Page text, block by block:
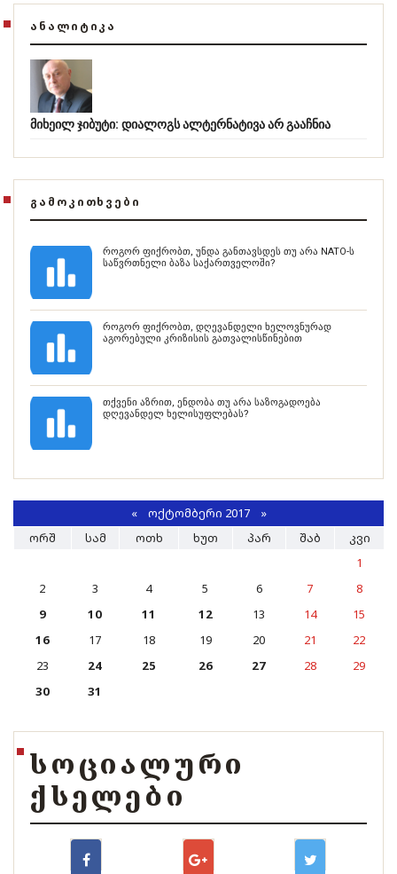
ᲐᲜᲐᲚᲘᲢᲘᲙᲐ
მიხეილ ჯიბუტი: დიალოგს ალტერნატივა არ გააჩნია
ᲒᲐᲛᲝᲙᲘᲗᲮᲕᲔᲑᲘ
როგორ ფიქრობთ, უნდა განთავსდეს თუ არა NATO-ს
საწვრთნელი ბაზა საქართველოში?
როგორ ფიქრობთ, დღევანდელი ხელოვნურად
აგორებული კრიზისის გათვალისწინებით
თქვენი აზრით, ენდობა თუ არა საზოგადოება
დღევანდელ ხელისუფლებას?
«ᲝᲥᲢᲝᲛᲑᲔᲠᲘ 2017 »
ᲝᲠᲨ
ᲡᲐᲛ ᲝᲗᲮ ᲮᲣᲗ ᲞᲐᲠ ᲨᲐᲑ
ᲙᲕᲘ
1
2
3 4 5 6 7
8
9
10 11 12 13 14
15
16
17 18 19 20 21
22
23
24 25 26 27 28
29
30
31
ᲡᲝᲪᲘᲐᲚᲣᲠᲘ
ᲥᲡᲔᲚᲔᲑᲘ